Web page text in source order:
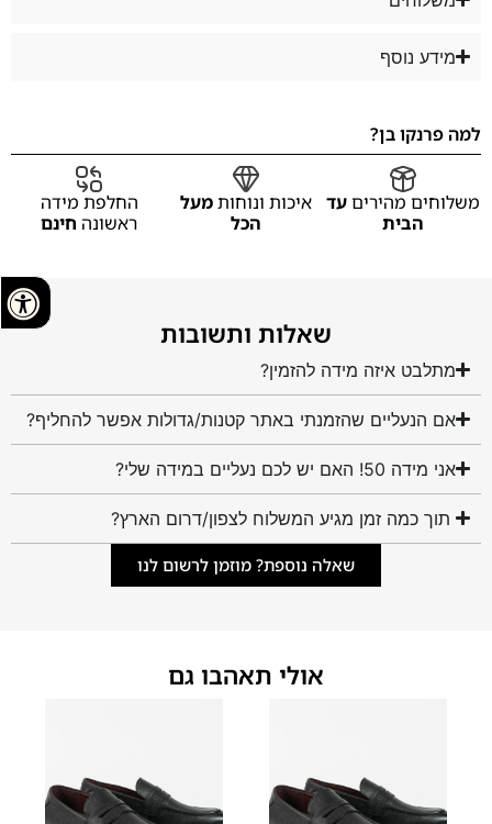
מידע נוסף
למה פרנקו בן?
משלוחים מהיריםעד
הבית
איכות ונוחותמעל
הכל
החלפת מידה
ראשונה חינם
שאלות ותשובות
מתלבט איזה מידה להזמין?
אם הנעליים שהזמנתי באתר קטנות/גדולות אפשר להחליף?
אני מידה 50! האם יש לכם נעליים במידה שלי?
תוך כמה זמן מגיע המשלוח לצפון/דרום הארץ?
שאלה נוספת? מוזמן לרשום לנו
אולי תאהבו גם